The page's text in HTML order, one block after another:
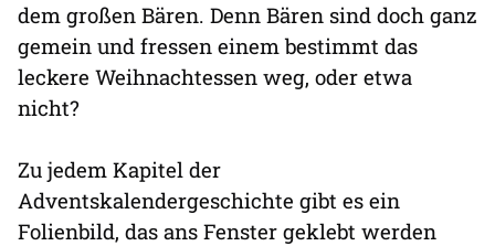
dem großen Bären. Denn Bären sind doch ganz
gemein und fressen einem bestimmt das
leckere Weihnachtessen weg, oder etwa
nicht?
Zu jedem Kapitel der
Adventskalendergeschichte gibt es ein
Folienbild, das ans Fenster geklebt werden